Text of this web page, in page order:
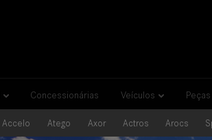
Concessionárias Veículos
Accelo Atego Axor Actros Arocs